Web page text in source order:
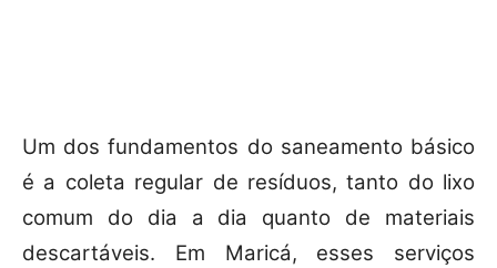
Um dos fundamentos do saneamento básico
é a coleta regular de resíduos, tanto do lixo
comum do dia a dia quanto de materiais
descartáveis. Em Maricá, esses serviços